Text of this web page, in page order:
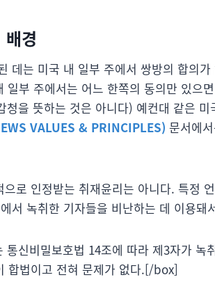
배경
데는 미국 내 일부 주에서 쌍방의 합의
부 주에서는 어느 한쪽의 동의만 있으
을 뜻하는 것은 아니다) 예컨대 같은 미
VALUES & PRINCIPLES) 문서에
로 인정받는 취재윤리는 아니다. 특정
서 녹취한 기자들을 비난하는 데 이용돼
신비밀보호법 14조에 따라 제3자가 녹
합법이고 전혀 문제가 없다.[/box]